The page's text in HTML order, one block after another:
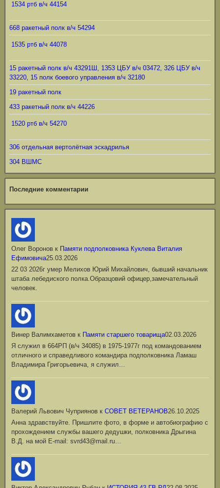
1534 ртб в/ч 44154
668 ракетный полк в/ч 54294
1535 ртб в/ч 44078
15 ракетный полк в/ч 43291Ш, 1353 ЦБУ в/ч 03472, 326 ЦБУ в/ч
33220, 15 полк боевого управления в/ч 32180
19 ракетный полк
433 ракетный полк в/ч 44226
1520 ртб в/ч 54270
306 отдельная вертолётная эскадрилья
304 ВШМС
Последние комментарии
Олег Воронов к Памяти подполковника Куклева Виталия
Ефимовича25.03.2026
22 03 2026г умер Мелихов Юрий Михайлович, бывший начальник
штаба лебедиского полка.Образцовий офицер,замечательный
человек.
Винер Валимхаметов к Памяти старшего товарища02.03.2026
Я служил в 664РП (в/ч 34085) в 1975-1977г под командованием
отличного и справедливого командира подполковника Ламаш
Владимира Григорьевича, я служил…
Валерий Львович Чуприянов к СОВЕТ ВЕТЕРАНОВ26.10.2025
Анна здравствуйте. Пришлите фото, в форме и автобиографию с
прохождением службы вашего дедушки, полковника Дрыгина
В.Д. на мой Е-mail: svrd43@mail.ru…